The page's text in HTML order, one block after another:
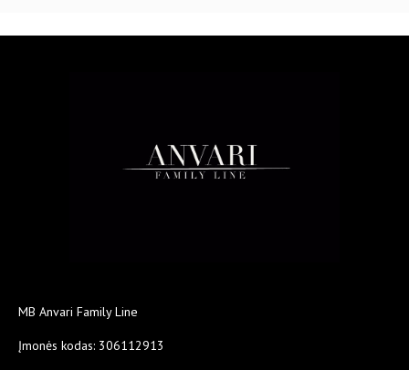
MB Anvari Family Line
Įmonės kodas: 306112913